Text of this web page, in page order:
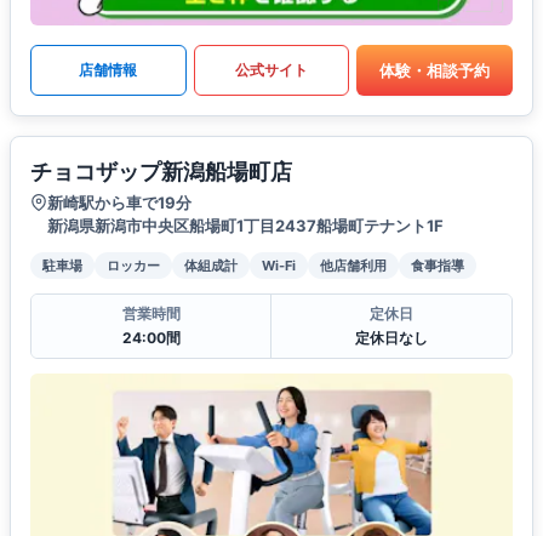
店舗情報 公式サイト 体験・相談予約
チョコザップ新潟船場町店
新崎駅から車で19分
新潟県新潟市中央区船場町1丁目2437船場町テナント1F
駐車場 ロッカー 体組成計 Wi-Fi 他店舗利用 食事指導
営業時間
24:00間
定休日
定休日なし